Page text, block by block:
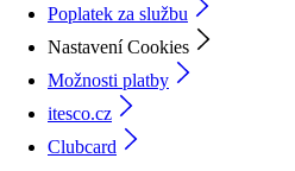
Poplatek za službu
Nastavení Cookies
Možnosti platby
itesco.cz
Clubcard